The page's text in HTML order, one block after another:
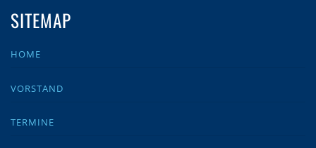
SITEMAP
HOME
VORSTAND
TERMINE